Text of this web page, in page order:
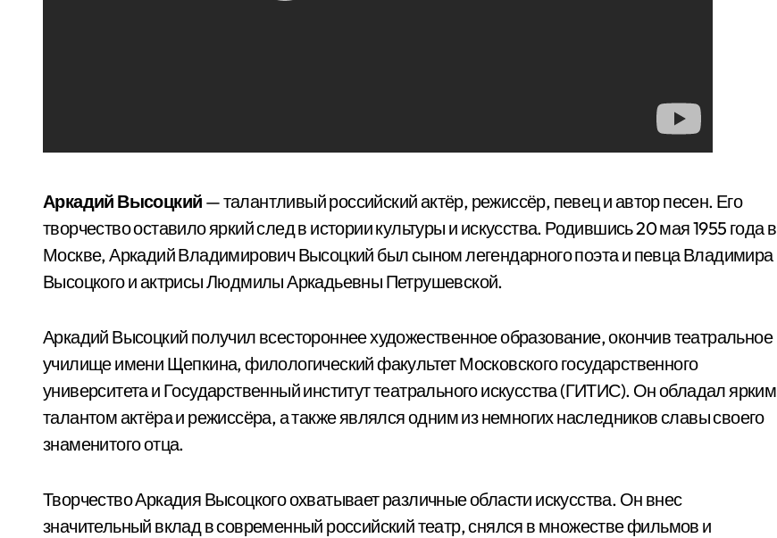
Аркадий Высоцкий — талантливый российский актёр, режиссёр, певец и автор песен. Его
творчество оставило яркий след в истории культуры и искусства. Родившись 20 мая 1955 года в
Москве, Аркадий Владимирович Высоцкий был сыном легендарного поэта и певца Владимира
Высоцкого и актрисы Людмилы Аркадьевны Петрушевской.
Аркадий Высоцкий получил всестороннее художественное образование, окончив театральное
училище имени Щепкина, филологический факультет Московского государственного
университета и Государственный институт театрального искусства (ГИТИС). Он обладал ярким
талантом актёра и режиссёра, а также являлся одним из немногих наследников славы своего
знаменитого отца.
Творчество Аркадия Высоцкого охватывает различные области искусства. Он внес
значительный вклад в современный российский театр, снялся в множестве фильмов и